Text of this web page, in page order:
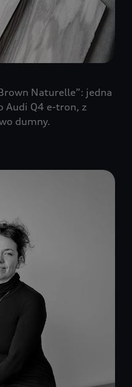
Naturelle”: jedna
Audi Q4 e-tron, z
dumny.